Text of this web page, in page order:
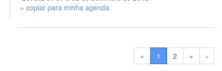
» copiar para minha agenda
« 1 2 » ›